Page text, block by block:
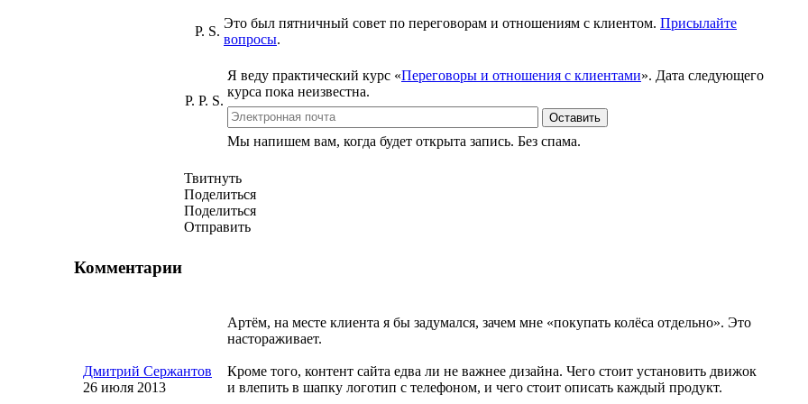
P. S.
Это был пятничный совет по переговорам и отношениям с клиентом. Присылайте
вопросы.
P. P. S.
Я веду практический курс «Переговоры и отношения с клиентами». Дата следующего
курса пока неизвестна.
Оставить
Мы напишем вам, когда будет открыта запись. Без спама.
Твитнуть
Поделиться
Поделиться
Отправить
Комментарии
Дмитрий Сержантов
26 июля 2013
Артём, на месте клиента я бы задумался, зачем мне «покупать колёса отдельно». Это
настораживает.
Кроме того, контент сайта едва ли не важнее дизайна. Чего стоит установить движок
и влепить в шапку логотип с телефоном, и чего стоит описать каждый продукт.